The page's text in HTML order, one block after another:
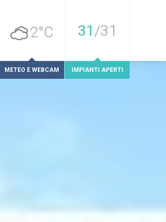
2°C
METEO E WEBCAM
31 /31
IMPIANTI APERTI